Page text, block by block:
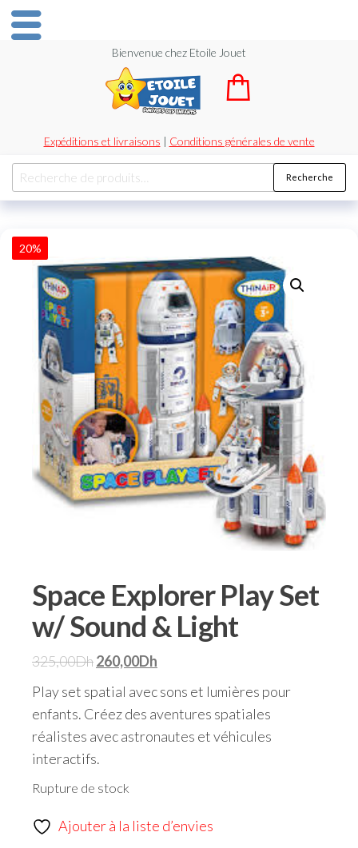
Bienvenue chez Etoile Jouet
Expéditions et livraisons | Conditions générales de vente
Recherche
20%
Space Explorer Play Set
w/ Sound & Light
325,00Dh260,00Dh
Play set spatial avec sons et lumières pour
enfants. Créez des aventures spatiales
réalistes avec astronautes et véhicules
interactifs.
Rupture de stock
Ajouter à la liste d’envies